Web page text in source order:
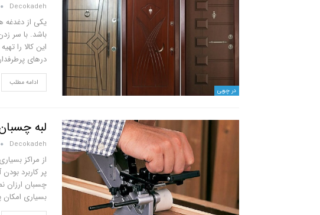
در چوبی
Decokadeh
یکی از دغدغه
باشد. با سر
این کالا را
درهای
ادامه مطلب
لبه
Decokadeh
از مراکز
پر کاربرد
چسبان ارزان
بسیاری